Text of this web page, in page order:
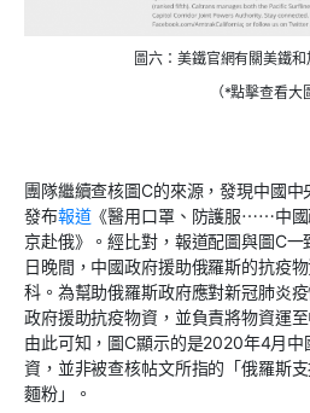
圖六：美鐵官網有關美鐵
（*點擊查看大
團隊繼續查核圖C的來源，發現中國
發布報道《醫用口罩、防護服⋯⋯中國
京赴俄》。經比對，報道配圖與圖C
日晚間，中國政府援助俄羅斯的抗疫
科。為幫助俄羅斯政府應對新冠肺炎
政府援助抗疫物資，並負責將物資運
由此可知，圖C顯示的是2020年4月
資，並非被查核帖文所指的「俄羅斯
麵粉」。